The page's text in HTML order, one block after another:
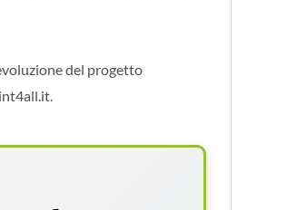
del progetto